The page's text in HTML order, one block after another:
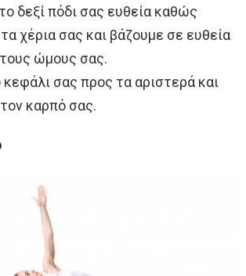
δεξί πόδι σας ευθεία καθώς
χέρια σας και βάζουμε σε ευθεία
ώμους σας.
κεφάλι σας προς τα αριστερά και
καρπό σας.